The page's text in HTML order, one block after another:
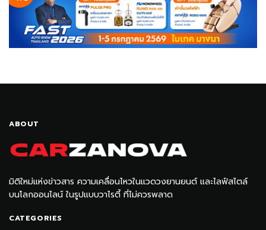
ABOUT
มิติใหม่แห่งข่าวสาร ความเคลื่อนไหวในแวดวงยานยนต์ และไลฟ์สไตล์
บนโลกออนไลน์ ในรูปแบบวาไรตี้ ที่ไม่ควรพลาด
CATEGORIES